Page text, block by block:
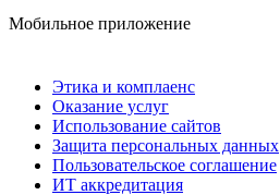
Мобильное приложение
Этика и комплаенс
Оказание услуг
Использование сайтов
Защита персональных данных
Пользовательское соглашение
ИТ аккредитация